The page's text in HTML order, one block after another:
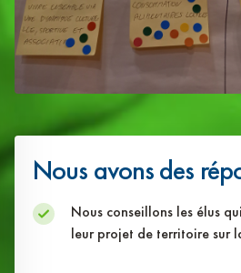
Nous avons des
Nous conseillons les élus
leur projet de territoire sur